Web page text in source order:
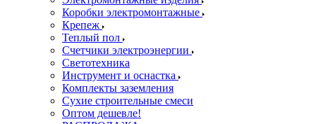
Коробки электромонтажные
Крепеж
Теплый пол
Счетчики электроэнергии
Светотехника
Инструмент и оснастка
Комплекты заземления
Сухие строительные смеси
Оптом дешевле!